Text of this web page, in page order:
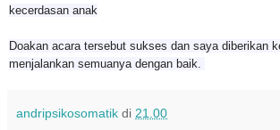
kecerdasan anak
Doakan acara tersebut sukses dan saya diberikan
menjalankan semuanya dengan baik.
andripsikosomatik di 21.00